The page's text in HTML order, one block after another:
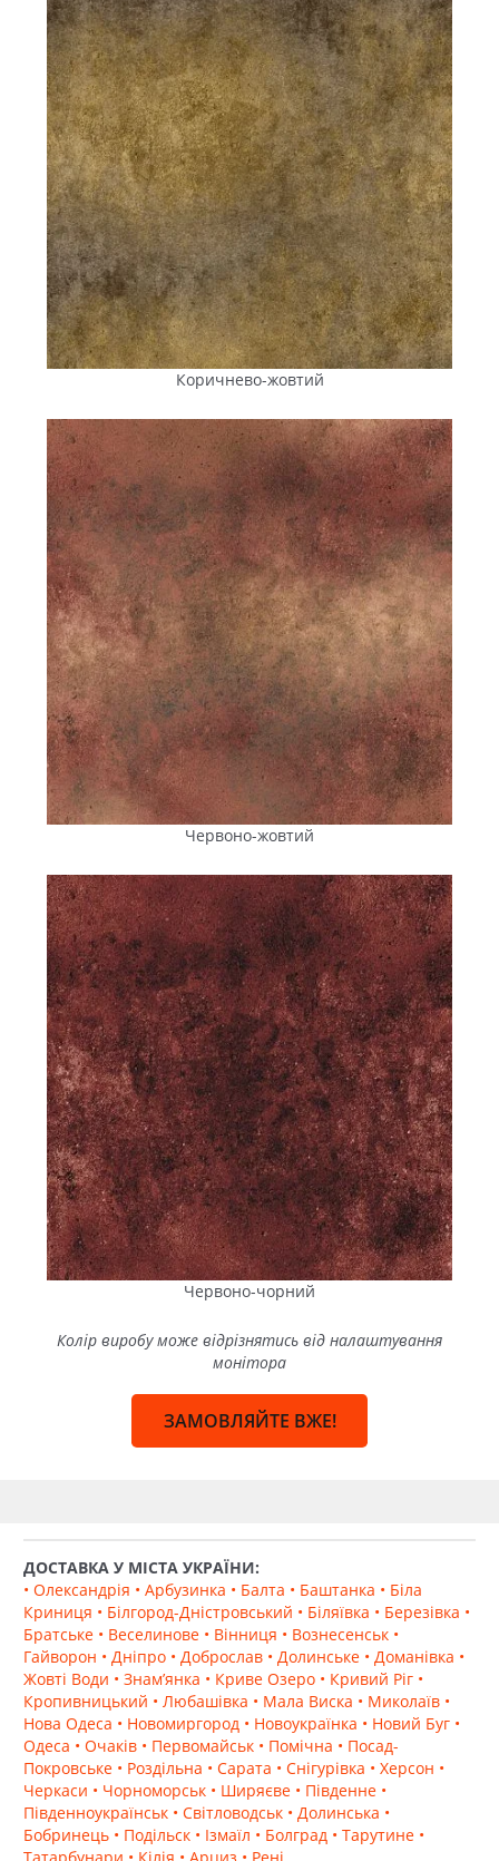
посередників, безпосередньо із заводу. Це дає
клієнтам можливість купити плитку за оптимальною
ціною, а за великих замовлень діє системаоптових
знижок.
Зручна логістика. Розташування виробництва у
Вознесенську Миколаївськоїобластіта власний
автопарк маніпуляторів дають змогу швидко
організувати доставлення плитки в Очаків.
Супровід на кожному етапі. Менеджери компанії
забезпечать сервісний супровід від консультації до
розвантаження на вашому будмайданчику.
Допоможуть розрахувати потрібний обсяг, підібрати
тип і формат плитки, організують доставлення.
ANYFEM® — це системний підхід до впорядкування, у
якому продумано все: від рецептури бетонної суміші до
доставляння готової продукції. Співпраця з нами — це
матеріал, який виправдає ваші інвестиції.
Коричнево-жовтий
Червоно-жовтий
Червоно-чорний
Колір виробу може відрізнятись від налаштування
монітора
ЗАМОВЛЯЙТЕ ВЖЕ!
ДОСТАВКА У МІСТА УКРАЇНИ:
• Олександрія • Арбузинка • Балта • Баштанка • Біла
Криниця • Білгород-Дністровський • Біляївка • Березівка •
Братське • Веселинове • Вінниця • Вознесенськ •
Гайворон • Дніпро • Доброслав • Долинське • Доманівка •
Жовті Води • Знам’янка • Криве Озеро • Кривий Ріг •
Кропивницький • Любашівка • Мала Виска • Миколаїв •
Нова Одеса • Новомиргород • Новоукраїнка • Новий Буг •
Одеса • Очаків • Первомайськ • Помічна • Посад-
Покровське • Роздільна • Сарата • Снігурівка • Херсон •
Черкаси • Чорноморськ • Ширяєве • Південне •
Південноукраїнськ • Світловодськ • Долинська •
Бобринець • Подільск • Ізмаїл • Болград • Тарутине •